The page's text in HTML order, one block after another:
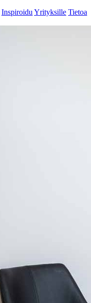
Inspiroidu Yrityksille Tietoa